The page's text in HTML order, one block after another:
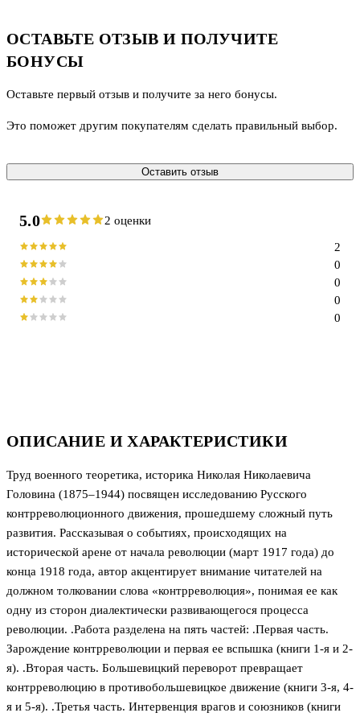
ОПИСАНИЕ И ХАРАКТЕРИСТИКИ
Труд военного теоретика, историка Николая Николаевича
Головина (1875–1944) посвящен исследованию Русского
контрреволюционного движения, прошедшему сложный путь
развития. Рассказывая о событиях, происходящих на
исторической арене от начала революции (март 1917 года) до
конца 1918 года, автор акцентирует внимание читателей на
должном толковании слова «контрреволюция», понимая ее как
одну из сторон диалектически развивающегося процесса
революции. .Работа разделена на пять частей: .Первая часть.
Зарождение контрреволюции и первая ее вспышка (книги 1-я и 2-
я). .Вторая часть. Большевицкий переворот превращает
контрреволюцию в противобольшевицкое движение (книги 3-я, 4-
я и 5-я). .Третья часть. Интервенция врагов и союзников (книги
ОСТАВЬТЕ ОТЗЫВ И ПОЛУЧИТЕ
БОНУСЫ
Оставьте первый отзыв и получите за него бонусы.
Это поможет другим покупателям сделать правильный выбор.
Оставить отзыв
5.0 2 оценки
0
0
0
0
2